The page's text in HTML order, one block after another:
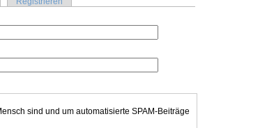
sind und um automatisierte SPAM-Beiträge